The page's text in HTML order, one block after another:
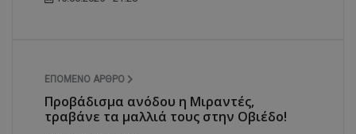
ΕΠΌΜΕΝΟ ΆΡΘΡΟ
Προβάδισμα ανόδου η Μιραντές,
τραβάνε τα μαλλιά τους στην Οβιέδο!